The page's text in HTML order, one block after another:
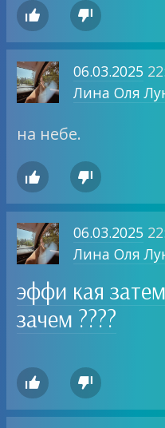
 
06.03.2025
на небе.
 
06.03.2025
эффи кая
зачем ????
 